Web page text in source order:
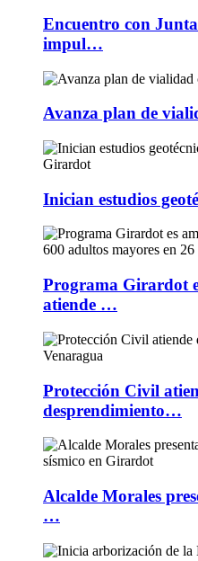
Encuentro con
impul…
Avanza plan de
Inician estudios
Programa Girardot
atiende …
Protección Civil
desprendimiento…
Alcalde Morales
…